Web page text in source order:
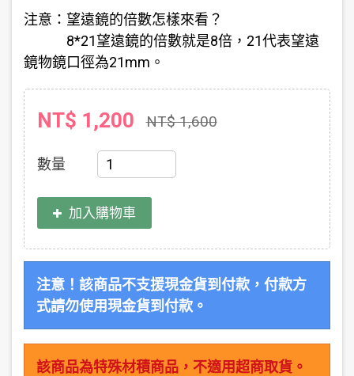
注意：望遠鏡的倍數怎樣來看？
8*21望遠鏡的倍數就是8倍，21代表望遠
鏡物鏡口徑為21mm。
NT$ 1,200 NT$ 1,600
數量
加入購物車
注意！該商品不支援現金貨到付款，付款方
式請勿使用現金貨到付款。
該商品為特殊材積商品，不適用超商取貨。